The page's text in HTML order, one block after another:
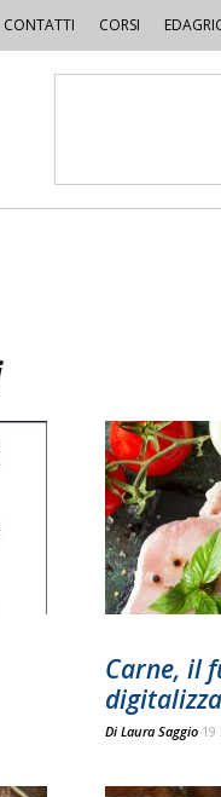
CONTATTI CORSI
Carne, il
Di Laura Saggio 19